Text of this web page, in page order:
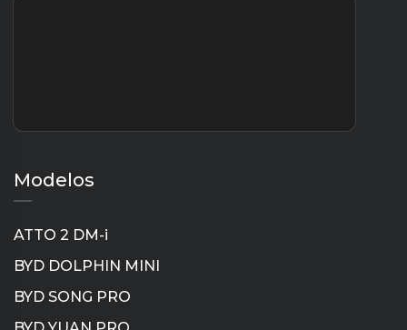
Modelos
ATTO 2 DM-i
BYD DOLPHIN MINI
BYD SONG PRO